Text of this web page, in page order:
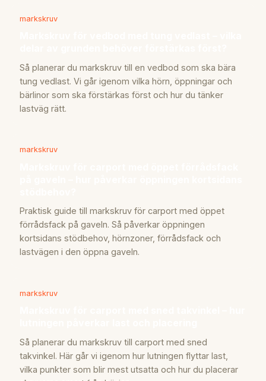
markskruv
Så planerar du markskruv till en vedbod som ska bära
tung vedlast. Vi går igenom vilka hörn, öppningar och
bärlinor som ska förstärkas först och hur du tänker
lastväg rätt.
markskruv
Praktisk guide till markskruv för carport med öppet
förrådsfack på gaveln. Så påverkar öppningen
kortsidans stödbehov, hörnzoner, förrådsfack och
lastvägen i den öppna gaveln.
markskruv
Så planerar du markskruv till carport med sned
takvinkel. Här går vi igenom hur lutningen flyttar last,
vilka punkter som blir mest utsatta och hur du placerar